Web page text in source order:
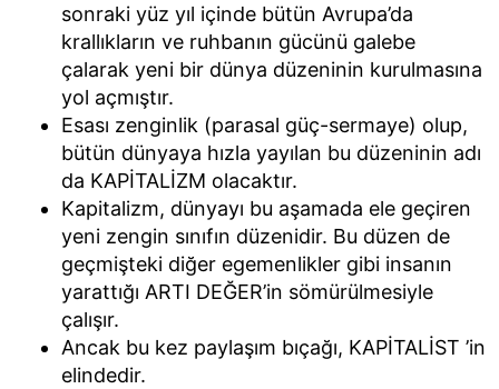
sonraki yüz yıl içinde bütün Avrupa’da
krallıkların ve ruhbanın gücünü galebe
çalarak yeni bir dünya düzeninin kurulmasına
yol açmıştır.
Esası zenginlik (parasal güç-sermaye) olup,
bütün dünyaya hızla yayılan bu düzeninin adı
da KAPİTALİZM olacaktır.
Kapitalizm, dünyayı bu aşamada ele geçiren
yeni zengin sınıfın düzenidir. Bu düzen de
geçmişteki diğer egemenlikler gibi insanın
yarattığı ARTI DEĞER’in sömürülmesiyle
çalışır.
Ancak bu kez paylaşım bıçağı, KAPİTALİST ’in
elindedir.